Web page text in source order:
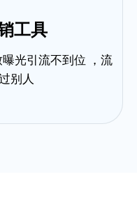
工具
光引流不到位 ，流
别人